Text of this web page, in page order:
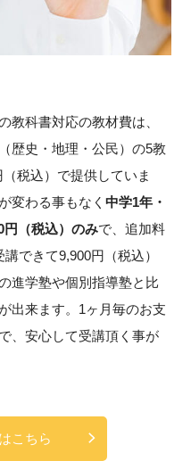
教科書対応の教材費は、
歴史・地理・公民）の5教
税込）で提供していま
変わる事もなく中学1年・
円（税込）のみで、追加料
できて9,900円（税込）
進学塾や個別指導塾と比
出来ます。1ヶ月毎のお支
、安心して受講頂く事が
こちら